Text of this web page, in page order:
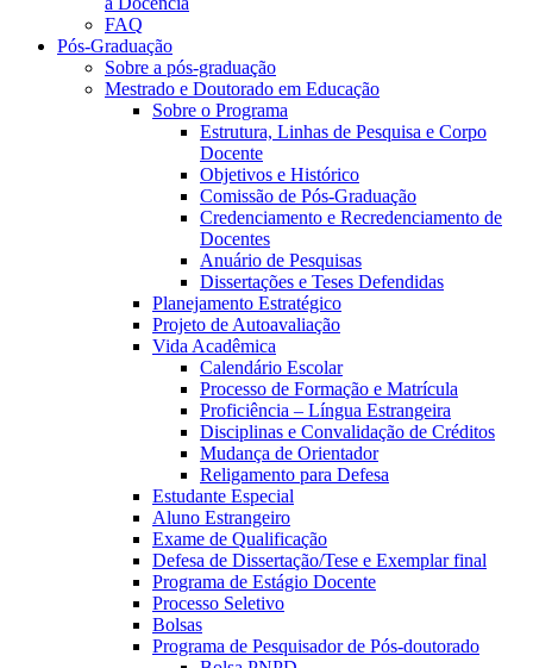
FAQ
Pós-Graduação
Sobre a pós-graduação
Mestrado e Doutorado em Educação
Sobre o Programa
Estrutura, Linhas de Pesquisa e Corpo
Docente
Objetivos e Histórico
Comissão de Pós-Graduação
Credenciamento e Recredenciamento de
Docentes
Anuário de Pesquisas
Dissertações e Teses Defendidas
Planejamento Estratégico
Projeto de Autoavaliação
Vida Acadêmica
Calendário Escolar
Processo de Formação e Matrícula
Proficiência – Língua Estrangeira
Disciplinas e Convalidação de Créditos
Mudança de Orientador
Religamento para Defesa
Estudante Especial
Aluno Estrangeiro
Exame de Qualificação
Defesa de Dissertação/Tese e Exemplar final
Programa de Estágio Docente
Processo Seletivo
Bolsas
Programa de Pesquisador de Pós-doutorado